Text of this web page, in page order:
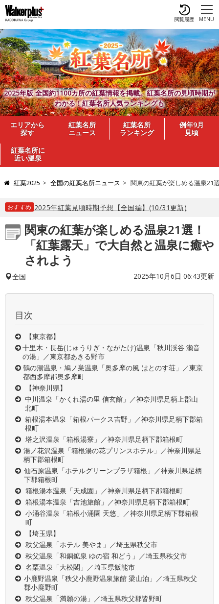
MENU
閲覧履歴
2025年版 全国約1100カ所の紅葉情報を掲載。紅葉名所の見頃時期が
わかる！紅葉名所人気ランキングも
エリアから
探す
紅葉名所
ニュース
紅葉名所
ランキング
例年9月
見頃
紅葉名所に
近い温泉
紅葉2025 全国の紅葉名所ニュース 関東の紅葉が楽しめる温泉21
おすすめ 2025年紅葉見頃時期予想【全国編】(10/31更新)
関東の紅葉が楽しめる温泉21選！
「紅葉露天」で大自然と温泉に癒や
されよう
全国 2025年10月6日 06:43更新
目次
【東京都】
十里木・長岳(じゅうりぎ・ながたけ)温泉「秋川渓谷 瀬音
の湯」／東京都あきる野市
鶴の湯温泉・鳩ノ巣温泉「奥多摩の風 はとのす荘」／東京
都西多摩郡奥多摩町
【神奈川県】
中川温泉「かくれ湯の里 信玄館」／神奈川県足柄上郡山
北町
箱根湯本温泉「箱根パークス吉野」／神奈川県足柄下郡箱
根町
塔之沢温泉「箱根湯寮」／神奈川県足柄下郡箱根町
湯ノ花沢温泉「箱根湯の花プリンスホテル」／神奈川県足
柄下郡箱根町
仙石原温泉「ホテルグリーンプラザ箱根」／神奈川県足柄
下郡箱根町
箱根湯本温泉「天成園」／神奈川県足柄下郡箱根町
箱根湯本温泉「吉池旅館」／神奈川県足柄下郡箱根町
小涌谷温泉「箱根小涌園 天悠」／神奈川県足柄下郡箱根
町
【埼玉県】
秩父温泉「ホテル 美やま」／埼玉県秩父市
秩父温泉「和銅鉱泉 ゆの宿 和どう」／埼玉県秩父市
名栗温泉「大松閣」／埼玉県飯能市
小鹿野温泉「秩父小鹿野温泉旅館 梁山泊」／埼玉県秩父
郡小鹿野町
秩父温泉「満願の湯」／埼玉県秩父郡皆野町